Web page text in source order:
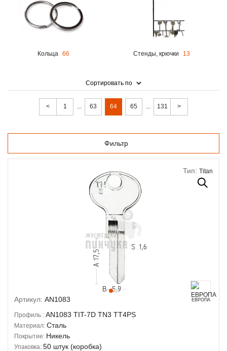
Кольца 66 Стенды, крючки 13
Сортировать по
< 1 ... 63 64 65 ... 131 >
Фильтр
Тип: Titan
Артикул: AN1083 ЕВРОПА
Профиль : AN1083 TIT-7D TN3 TT4PS
Материал: Сталь
Покрытие: Никель
Упаковка: 50 штук (коробка)